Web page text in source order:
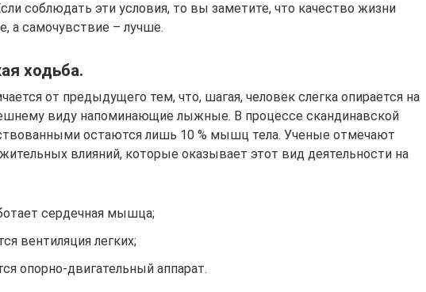
соблюдать эти условия, то вы заметите, что качество жизни
а самочувствие – лучше.
ходьба.
от предыдущего тем, что, шагая, человек слегка опирается на
виду напоминающие лыжные. В процессе скандинавской
остаются лишь 10 % мышц тела. Ученые отмечают
влияний, которые оказывает этот вид деятельности на
сердечная мышца;
вентиляция легких;
опорно-двигательный аппарат.